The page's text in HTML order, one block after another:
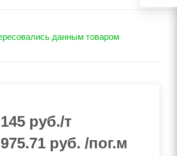
данным товаром
руб./т
руб. /пог.м